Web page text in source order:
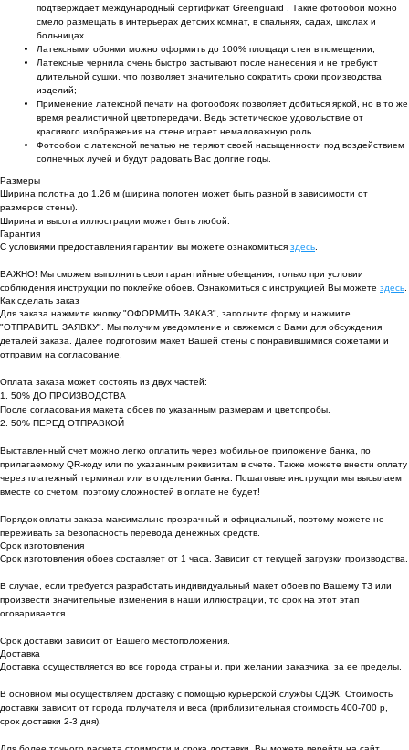
подтверждает международный сертификат Greenguard . Такие фотообои можно
смело размещать в интерьерах детских комнат, в спальнях, садах, школах и
больницах.
Латексными обоями можно оформить до 100% площади стен в помещении;
Латексные чернила очень быстро застывают после нанесения и не требуют
длительной сушки, что позволяет значительно сократить сроки производства
изделий;
Применение латексной печати на фотообоях позволяет добиться яркой, но в то же
время реалистичной цветопередачи. Ведь эстетическое удовольствие от
красивого изображения на стене играет немаловажную роль.
Фотообои с латексной печатью не теряют своей насыщенности под воздействием
солнечных лучей и будут радовать Вас долгие годы.
Размеры
Ширина полотна до 1.26 м (ширина полотен может быть разной в зависимости от
размеров стены).
Ширина и высота иллюстрации может быть любой.
Гарантия
С условиями предоставления гарантии вы можете ознакомиться здесь
ВАЖНО! Мы сможем выполнить свои гарантийные обещания, только при условии
соблюдения инструкции по поклейке обоев. Ознакомиться с инструкцией Вы можете здесь
Как сделать заказ
Для заказа нажмите кнопку "ОФОРМИТЬ ЗАКАЗ", заполните форму и нажмите
"ОТПРАВИТЬ ЗАЯВКУ". Мы получим уведомление и свяжемся с Вами для обсуждения
деталей заказа. Далее подготовим макет Вашей стены с понравившимися сюжетами и
отправим на согласование.
Оплата заказа может состоять из двух частей:
1. 50% ДО ПРОИЗВОДСТВА
После согласования макета обоев по указанным размерам и цветопробы.
2. 50% ПЕРЕД ОТПРАВКОЙ
Выставленный счет можно легко оплатить через мобильное приложение банка, по
прилагаемому QR-коду или по указанным реквизитам в счете. Также можете внести оплату
через платежный терминал или в отделении банка. Пошаговые инструкции мы высылаем
вместе со счетом, поэтому сложностей в оплате не будет!
Порядок оплаты заказа максимально прозрачный и официальный, поэтому можете не
переживать за безопасность перевода денежных средств.
Срок изготовления
Срок изготовления обоев составляет от 1 часа. Зависит от текущей загрузки производства.
В случае, если требуется разработать индивидуальный макет обоев по Вашему ТЗ или
произвести значительные изменения в наши иллюстрации, то срок на этот этап
оговаривается.
Срок доставки зависит от Вашего местоположения.
Доставка
Доставка осуществляется во все города страны и, при желании заказчика, за ее пределы.
В основном мы осуществляем доставку с помощью курьерской службы СДЭК. Стоимость
доставки зависит от города получателя и веса (приблизительная стоимость 400-700 р,
срок доставки 2-3 дня).